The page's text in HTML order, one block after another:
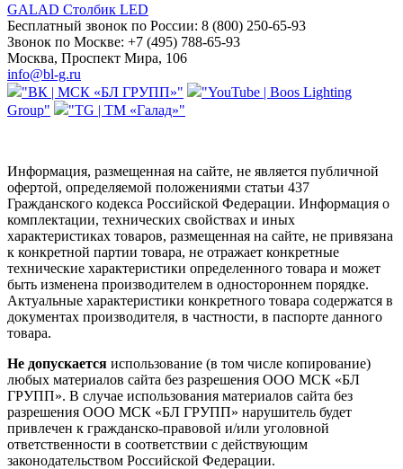
GALAD Столбик LED
Бесплатный звонок по России: 8 (800) 250-65-93
Звонок по Москве: +7 (495) 788-65-93
Москва, Проспект Мира, 106
info@bl-g.ru
"ВК | МСК «БЛ ГРУПП»"
"YouTube | Boos Lighting
Group"
"TG | ТМ «Галад»"
Информация, размещенная на сайте, не является публичной
офертой, определяемой положениями статьи 437
Гражданского кодекса Российской Федерации. Информация о
комплектации, технических свойствах и иных
характеристиках товаров, размещенная на сайте, не привязана
к конкретной партии товара, не отражает конкретные
технические характеристики определенного товара и может
быть изменена производителем в одностороннем порядке.
Актуальные характеристики конкретного товара содержатся в
документах производителя, в частности, в паспорте данного
товара.
Не допускается использование (в том числе копирование)
любых материалов сайта без разрешения ООО МСК «БЛ
ГРУПП». В случае использования материалов сайта без
разрешения ООО МСК «БЛ ГРУПП» нарушитель будет
привлечен к гражданско-правовой и/или уголовной
ответственности в соответствии с действующим
законодательством Российской Федерации.